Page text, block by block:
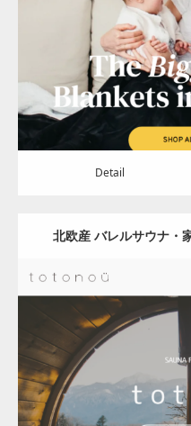
Detail Visit
Detail
北欧産 バレルサウナ・
Update:
Detail